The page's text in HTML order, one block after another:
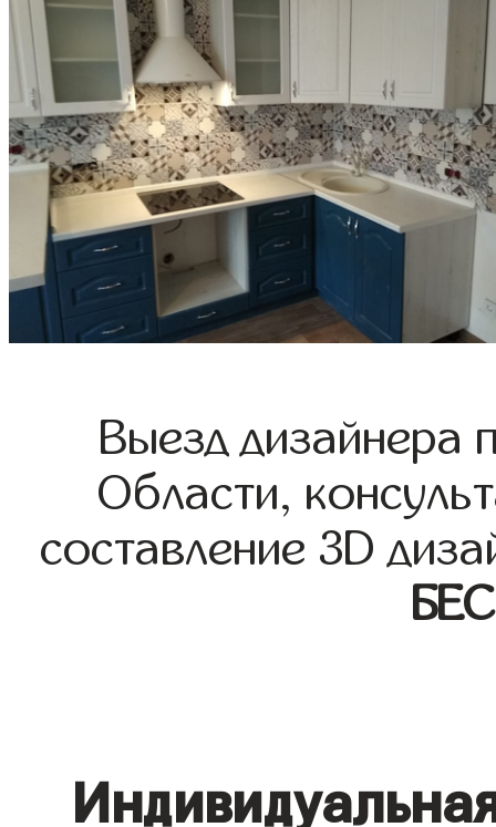
Выезд дизайнера
Области,
составление 3D